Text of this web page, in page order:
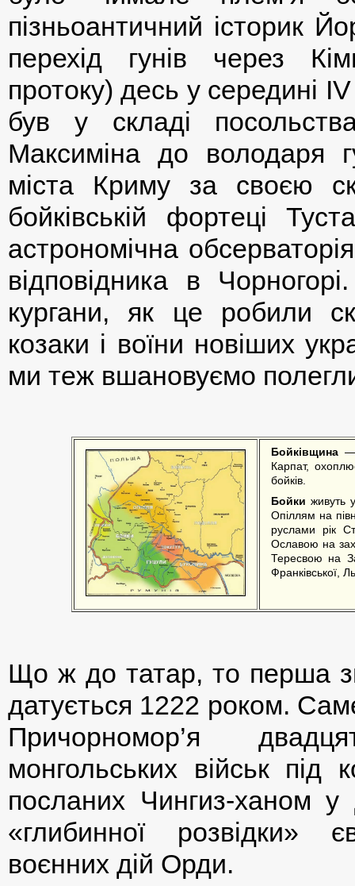
пізньоантичний історик
перехід гунів через
протоку) десь у середині
був у складі
Максиміна до володаря
міста Криму за своєю
бойківській фортеці
астрономічна
відповідника в
кургани, як це робили
козаки і воїни новіших
ми теж вшановуємо
Бойківщина —
Карпат,
бойків.
Бойки живуть
Опіллям на
руслами рік
Ославою на
Тересвою на
Франківської,
Що ж до татар, то перша
датується 1222 роком.
Причорномор’я
монгольських військ
посланих Чингиз-ханом
«глибинної розвідки»
воєнних дій Орди.